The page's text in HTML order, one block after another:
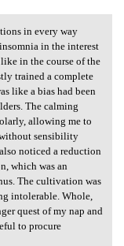
in every way
in the interest
in the course of the
trained a complete
like a bias had been
The calming
allowing me to
sensibility
noticed a reduction
which was an
The cultivation was
intolerable. Whole,
quest of my nap and
to procure